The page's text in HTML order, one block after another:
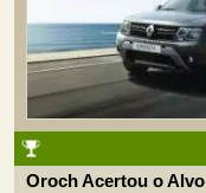
Oroch Acertou o Alvo